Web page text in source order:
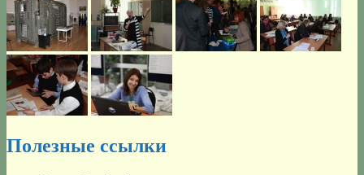
Полезные ссылки